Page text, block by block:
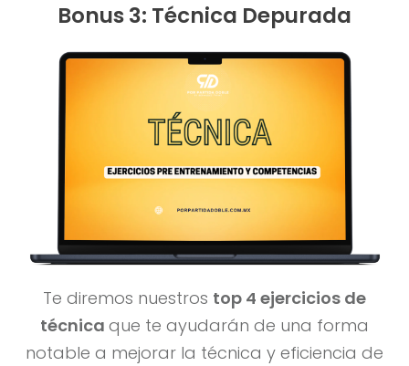
Bonus 3: Técnica Depurada
Te diremos nuestros top 4 ejercicios de
técnica que te ayudarán de una forma
notable a mejorar la técnica y eficiencia de